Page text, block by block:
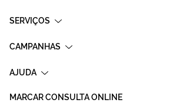
SERVIÇOS
CAMPANHAS
AJUDA
MARCAR CONSULTA ONLINE